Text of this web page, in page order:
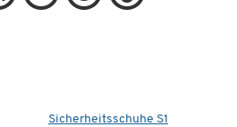
Sicherheitsschuhe S1